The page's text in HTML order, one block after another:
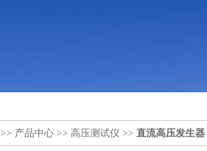
>> 产品中心 >> 高压测试仪 >> 直流高压发生器